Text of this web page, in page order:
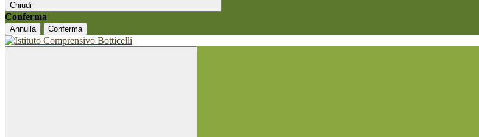
Chiudi
Conferma
Annulla Conferma